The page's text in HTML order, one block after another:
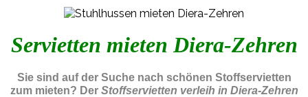
Servietten mieten Diera-Zehren
Sie sind auf der Suche nach schönen Stoffservietten
zum mieten? Der Stoffservietten verleih in Diera-Zehren